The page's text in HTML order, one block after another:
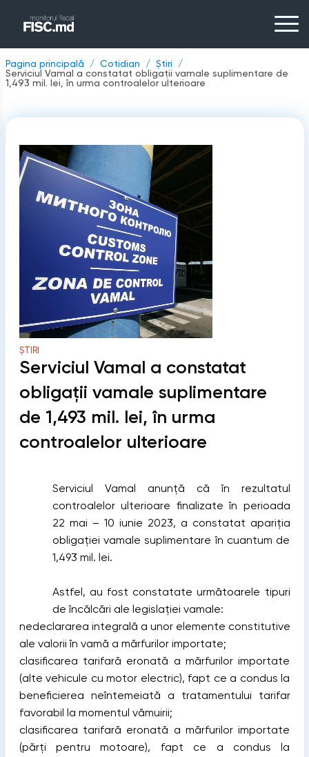
Pagina principală Cotidian
Știri
Serviciul Vamal a constatat obligații vamale suplimentare de
1,493 mil. lei, în urma controalelor ulterioare
ȘTIRI
Serviciul Vamal a constatat
obligații vamale suplimentare
de 1,493 mil. lei, în urma
controalelor ulterioare
Serviciul Vamal anunță că în rezultatul
controalelor ulterioare finalizate în perioada
22 mai – 10 iunie 2023, a constatat apariția
obligației vamale suplimentare în cuantum de
1,493 mil. lei.
Astfel, au fost constatate următoarele tipuri
de încălcări ale legislației vamale:
nedeclararea integrală a unor elemente constitutive
ale valorii în vamă a mărfurilor importate;
clasificarea tarifară eronată a mărfurilor importate
(alte vehicule cu motor electric), fapt ce a condus la
beneficierea neîntemeiată a tratamentului tarifar
favorabil la momentul vămuirii;
clasificarea tarifară eronată a mărfurilor importate
(părți pentru motoare), fapt ce a condus la